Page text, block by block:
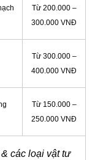
Từ 200.000 –
300.000 VNĐ
Từ 300.000 –
400.000 VNĐ
Từ 150.000 –
250.000 VNĐ
các loại vật tư